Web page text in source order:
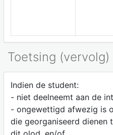
Toetsing (vervolg)
Indien de student:
- niet deelneemt aan de
- ongewettigd afwezig is
die georganiseerd dienen